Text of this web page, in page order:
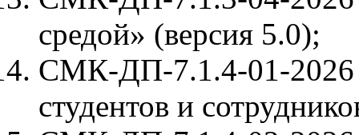
средой» (версия 5.0);
СМК-ДП-7.1.4-01-2026
студентов и